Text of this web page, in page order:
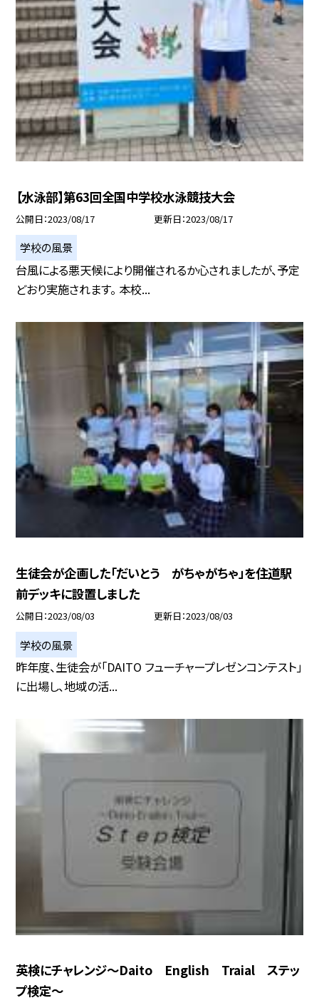
【水泳部】第63回全国中学校水泳競技大会
公開日 2023/08/17 更新日 2023/08/17
学校の風景
台風による悪天候により開催されるか心されましたが、予定
どおり実施されます。 本校...
生徒会が企画した「だいとう がちゃがちゃ」を住道駅
前デッキに設置しました
公開日 2023/08/03 更新日 2023/08/03
学校の風景
昨年度、生徒会が「DAITO フューチャープレゼンコンテスト」
に出場し、地域の活...
英検にチャレンジ〜Daito English Traial ステッ
プ検定〜